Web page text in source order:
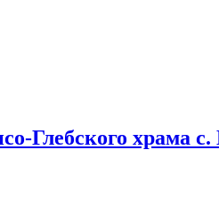
Глебского храма